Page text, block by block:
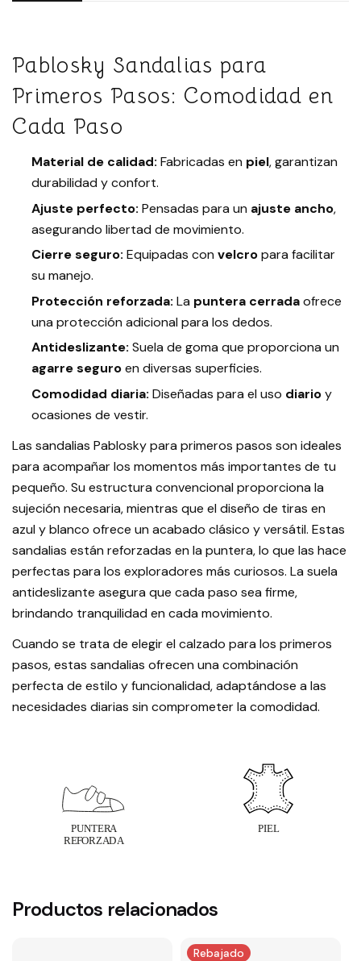
Pablosky Sandalias para
Primeros Pasos: Comodidad en
Cada Paso
Material de calidad: Fabricadas en piel, garantizan
durabilidad y confort.
Ajuste perfecto: Pensadas para un ajuste ancho,
asegurando libertad de movimiento.
Cierre seguro: Equipadas con velcropara facilitar
su manejo.
Protección reforzada: La puntera cerradaofrece
una protección adicional para los dedos.
Antideslizante: Suela de goma que proporciona un
agarre seguroen diversas superficies.
Comodidad diaria: Diseñadas para el uso diarioy
ocasiones de vestir.
Las sandalias Pablosky para primeros pasos son ideales
para acompañar los momentos más importantes de tu
pequeño. Su estructura convencional proporciona la
sujeción necesaria, mientras que el diseño de tiras en
azul y blanco ofrece un acabado clásico y versátil. Estas
sandalias están reforzadas en la puntera, lo que las hace
perfectas para los exploradores más curiosos. La suela
antideslizante asegura que cada paso sea firme,
brindando tranquilidad en cada movimiento.
Cuando se trata de elegir el calzado para los primeros
pasos, estas sandalias ofrecen una combinación
perfecta de estilo y funcionalidad, adaptándose a las
necesidades diarias sin comprometer la comodidad.
Productos relacionados
Rebajado